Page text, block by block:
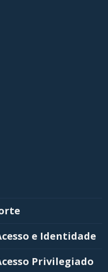
e Identidade
Privilegiado